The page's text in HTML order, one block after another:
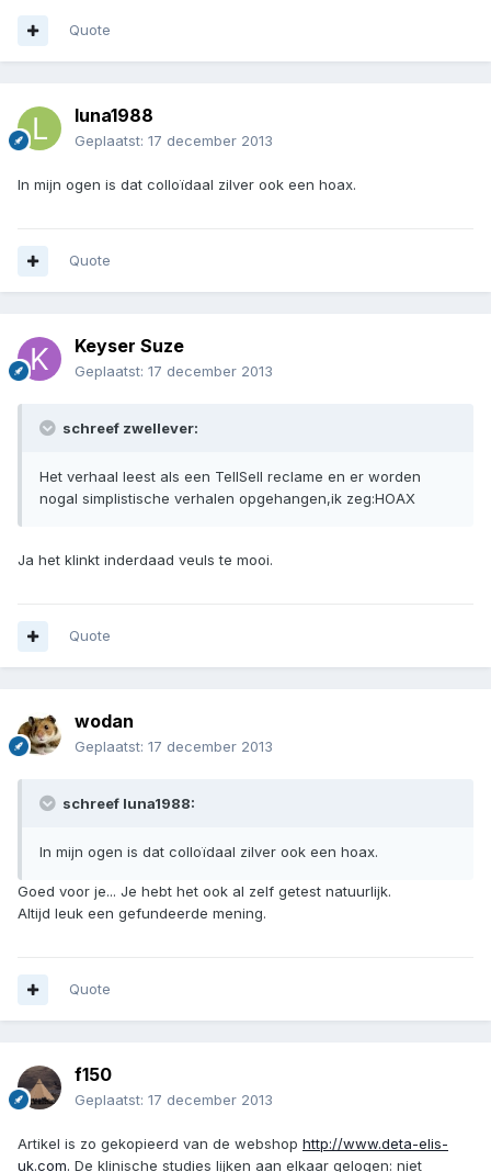
Quote
luna1988
Geplaatst: 17 december 2013
In mijn ogen is dat colloïdaal zilver ook een hoax.
Quote
Keyser Suze
Geplaatst: 17 december 2013
schreef zwellever:
Het verhaal leest als een TellSell reclame en er worden
nogal simplistische verhalen opgehangen,ik zeg:HOAX
Ja het klinkt inderdaad veuls te mooi.
Quote
wodan
Geplaatst: 17 december 2013
schreef luna1988:
In mijn ogen is dat colloïdaal zilver ook een hoax.
Goed voor je... Je hebt het ook al zelf getest natuurlijk.
Altijd leuk een gefundeerde mening.
Quote
f150
Geplaatst: 17 december 2013
Artikel is zo gekopieerd van de webshop http://www.deta-elis-
uk.com. De klinische studies lijken aan elkaar gelogen: niet